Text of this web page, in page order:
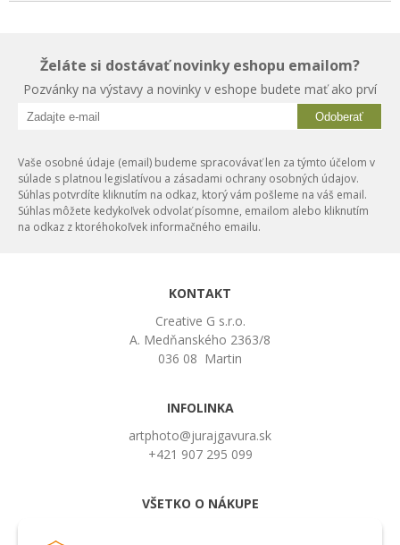
Želáte si dostávať novinky eshopu emailom?
Pozvánky na výstavy a novinky v eshope budete mať ako prví
Odoberať
Vaše osobné údaje (email) budeme spracovávať len za týmto účelom v
súlade s platnou legislatívou a zásadami ochrany osobných údajov.
Súhlas potvrdíte kliknutím na odkaz, ktorý vám pošleme na váš email.
Súhlas môžete kedykoľvek odvolať písomne, emailom alebo kliknutím
na odkaz z ktoréhokoľvek informačného emailu.
KONTAKT
Creative G s.r.o.
A. Medňanského 2363/8
036 08 Martin
INFOLINKA
artphoto@jurajgavura.sk
+421 907 295 099
VŠETKO O NÁKUPE